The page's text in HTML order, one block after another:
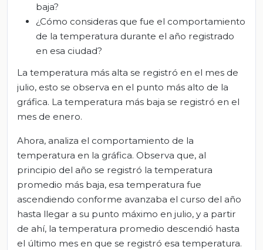
baja?
¿Cómo consideras que fue el comportamiento
de la temperatura durante el año registrado
en esa ciudad?
La temperatura más alta se registró en el mes de
julio, esto se observa en el punto más alto de la
gráfica. La temperatura más baja se registró en el
mes de enero.
Ahora, analiza el comportamiento de la
temperatura en la gráfica. Observa que, al
principio del año se registró la temperatura
promedio más baja, esa temperatura fue
ascendiendo conforme avanzaba el curso del año
hasta llegar a su punto máximo en julio, y a partir
de ahí, la temperatura promedio descendió hasta
el último mes en que se registró esa temperatura.